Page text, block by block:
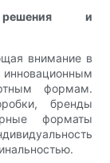
решения и
внимание в
формам.
бренды
форматы